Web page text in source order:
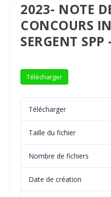
2023- NOTE
CONCOURS
SERGENT SPP
Télécharger
Télécharger
Taille du fichier
Nombre de fichiers
Date de création